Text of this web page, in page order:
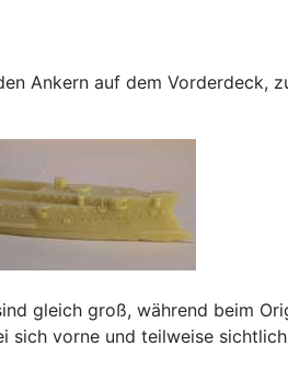
Ankern auf dem Vorderdeck,
gleich groß, während beim
vorne und teilweise